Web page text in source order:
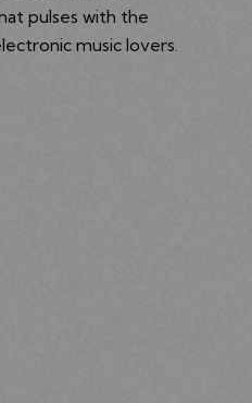
pulses with the
music lovers.